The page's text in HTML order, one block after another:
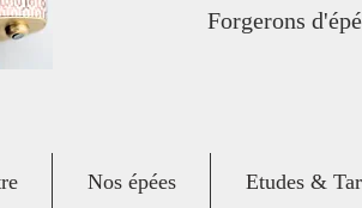
Forgerons
Nos épées Etudes &